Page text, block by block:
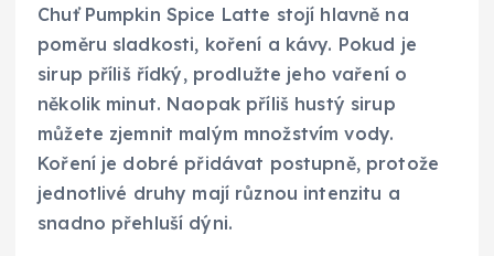
Chuť Pumpkin Spice Latte stojí hlavně na
poměru sladkosti, koření a kávy. Pokud je
sirup příliš řídký, prodlužte jeho vaření o
několik minut. Naopak příliš hustý sirup
můžete zjemnit malým množstvím vody.
Koření je dobré přidávat postupně, protože
jednotlivé druhy mají různou intenzitu a
snadno přehluší dýni.